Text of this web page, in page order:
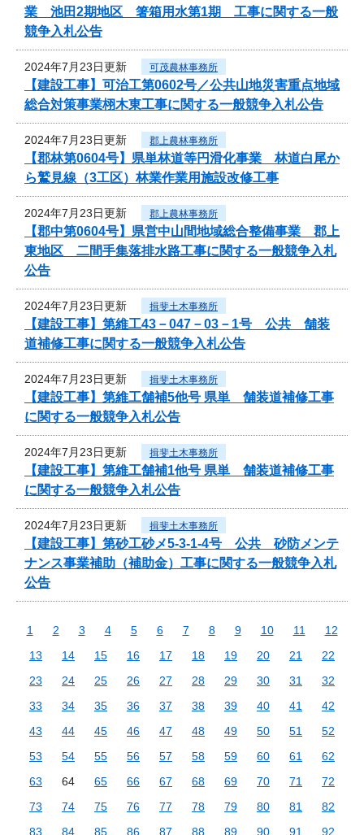
業 池田2期地区 箸箱用水第1期 工事に関する一般
競争入札公告
2024年7月23日更新 可茂農林事務所
【建設工事】可治工第0602号／公共山地災害重点地域
総合対策事業栩木東工事に関する一般競争入札公告
2024年7月23日更新 郡上農林事務所
【郡林第0604号】県単林道等円滑化事業 林道白尾か
ら鷲見線（3工区）林業作業用施設改修工事
2024年7月23日更新 郡上農林事務所
【郡中第0604号】県営中山間地域総合整備事業 郡上
東地区 二間手集落排水路工事に関する一般競争入札
公告
2024年7月23日更新 揖斐土木事務所
【建設工事】第維工43－047－03－1号 公共 舗装
道補修工事に関する一般競争入札公告
2024年7月23日更新 揖斐土木事務所
【建設工事】第維工舗補5他号 県単 舗装道補修工事
に関する一般競争入札公告
2024年7月23日更新 揖斐土木事務所
【建設工事】第維工舗補1他号 県単 舗装道補修工事
に関する一般競争入札公告
2024年7月23日更新 揖斐土木事務所
【建設工事】第砂工砂メ5-3-1-4号 公共 砂防メンテ
ナンス事業補助（補助金）工事に関する一般競争入札
公告
1 2 3 4 5 6 7 8 9 10 11
12
13
14 15 16 17 18 19 20 21
22
23
24 25 26 27 28 29 30 31
32
33
34 35 36 37 38 39 40 41
42
43
44 45 46 47 48 49 50 51
52
53
54 55 56 57 58 59 60 61
62
63
64 65 66 67 68 69 70 71
72
73
74 75 76 77 78 79 80 81
82
83
84 85 86 87 88 89 90 91
92